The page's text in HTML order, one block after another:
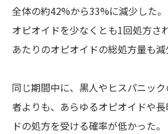
全体の約42%から33%に減少した
オピオイドを少なくとも1回処方さ
あたりのオピオイドの総処方量も減
同じ期間中に、黒人やヒスパニッ
者よりも、あらゆるオピオイドや
ドの処方を受ける確率が低かった。